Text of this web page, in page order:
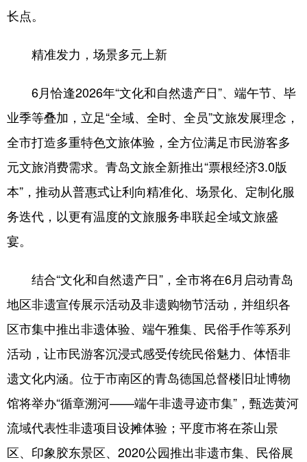
长点。
精准发力，场景多元上新
6月恰逢2026年“文化和自然遗产日”、端午节、毕
业季等叠加，立足“全域、全时、全员”文旅发展理念，
全市打造多重特色文旅体验，全方位满足市民游客多
元文旅消费需求。青岛文旅全新推出“票根经济3.0版
本”，推动从普惠式让利向精准化、场景化、定制化服
务迭代，以更有温度的文旅服务串联起全域文旅盛
宴。
结合“文化和自然遗产日”，全市将在6月启动青岛
地区非遗宣传展示活动及非遗购物节活动，并组织各
区市集中推出非遗体验、端午雅集、民俗手作等系列
活动，让市民游客沉浸式感受传统民俗魅力、体悟非
遗文化内涵。位于市南区的青岛德国总督楼旧址博物
馆将举办“循章溯河——端午非遗寻迹市集”，甄选黄河
流域代表性非遗项目设摊体验；平度市将在茶山景
区、印象胶东景区、2020公园推出非遗市集、民俗展